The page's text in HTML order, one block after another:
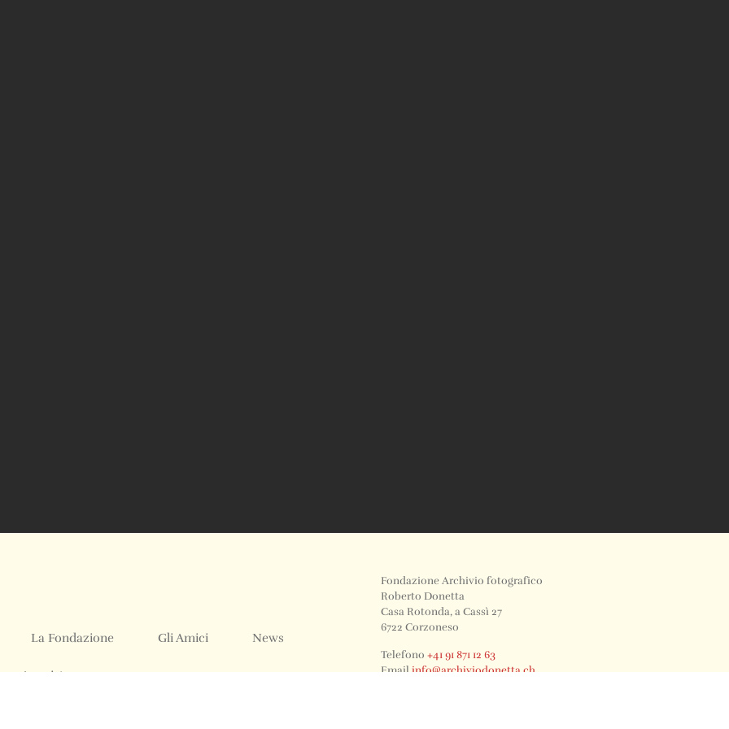
La Fondazione Gli Amici News
Acquistare
Fondazione Archivio fotografico
Roberto Donetta
Casa Rotonda, a Cassì 27
6722 Corzoneso
Telefono +41 91 871 12 63
Email info@archiviodonetta.ch